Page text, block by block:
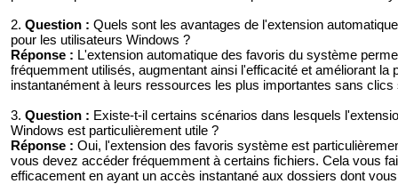
2. Question : Quels sont les avantages de l'extension
pour les utilisateurs Windows ?
Réponse : L'extension automatique des favoris du système
fréquemment utilisés, augmentant ainsi l'efficacité et améliorant
instantanément à leurs ressources les plus importantes sans clics
3. Question : Existe-t-il certains scénarios dans lesquels
Windows est particulièrement utile ?
Réponse : Oui, l'extension des favoris système est
vous devez accéder fréquemment à certains fichiers. Cela vous
efficacement en ayant un accès instantané aux dossiers dont